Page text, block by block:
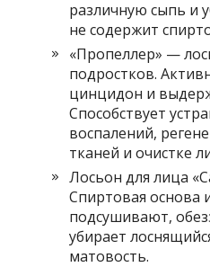
различную сыпь и
не содержит
«Пропеллер» —
подростков.
цинцидон и
Способствует
воспалений,
тканей и очистке
Лосьон для лица
Спиртовая основа
подсушивают,
убирает
матовость.